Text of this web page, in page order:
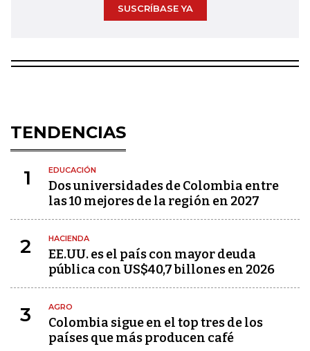
SUSCRÍBASE YA
TENDENCIAS
1 EDUCACIÓN
Dos universidades de Colombia entre
las 10 mejores de la región en 2027
2 HACIENDA
EE.UU. es el país con mayor deuda
pública con US$40,7 billones en 2026
3 AGRO
Colombia sigue en el top tres de los
países que más producen café